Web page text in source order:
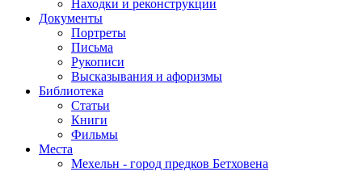
Находки и реконструкции
Документы
Портреты
Письма
Рукописи
Высказывания и афоризмы
Библиотека
Статьи
Книги
Фильмы
Места
Мехельн - город предков Бетховена